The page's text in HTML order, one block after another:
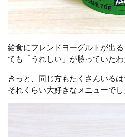
給食にフレンドヨーグルトが出
ても「うれしい」が勝っていたわ
きっと、同じ方もたくさんいるは
それくらい大好きなメニューでし